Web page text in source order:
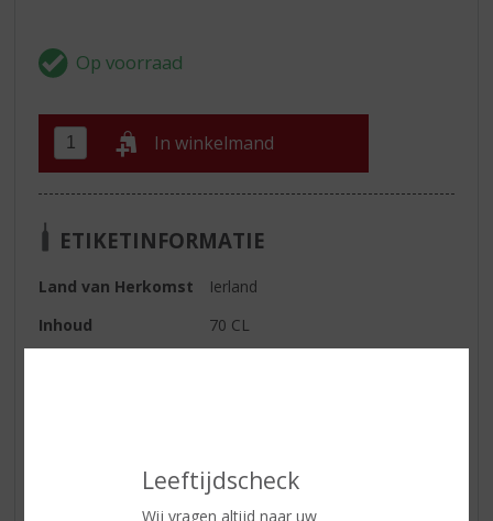
Leeftijdscheck
Wij vragen altijd naar uw
In winkelmand
ETIKETINFORMATIE
Land van Herkomst
Ierland
Inhoud
70 CL
Heerlijk fruitig mondgevoel met